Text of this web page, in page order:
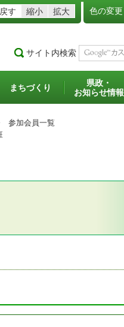
す 縮小 拡大 色の変更
サイト内検索
まちづくり
県政・
お知らせ情報
参加会員一覧